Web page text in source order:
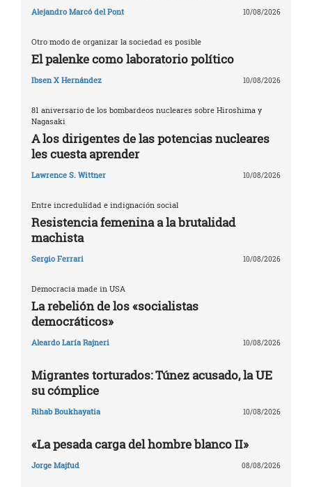
Alejandro Marcó del Pont 10/08/2026
Otro modo de organizar la sociedad es posible
El palenke como laboratorio político
Ibsen X Hernández 10/08/2026
81 aniversario de los bombardeos nucleares sobre Hiroshima y
Nagasaki
A los dirigentes de las potencias nucleares
les cuesta aprender
Lawrence S. Wittner 10/08/2026
Entre incredulidad e indignación social
Resistencia femenina a la brutalidad
machista
Sergio Ferrari 10/08/2026
Democracia made in USA
La rebelión de los «socialistas
democráticos»
Aleardo Laría Rajneri 10/08/2026
Migrantes torturados: Túnez acusado, la UE
su cómplice
Rihab Boukhayatia 10/08/2026
«La pesada carga del hombre blanco II»
Jorge Majfud 08/08/2026